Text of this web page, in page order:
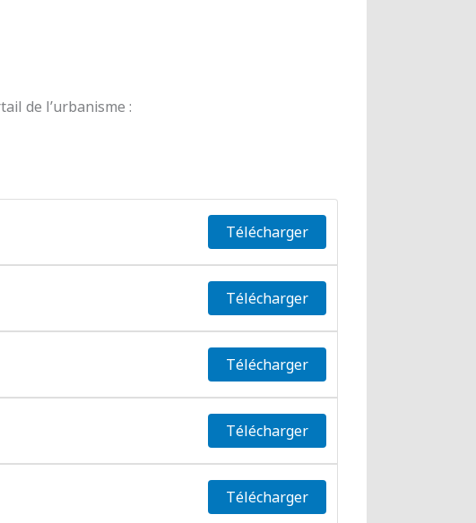
de l’urbanisme :
Télécharger
Télécharger
Télécharger
Télécharger
Télécharger